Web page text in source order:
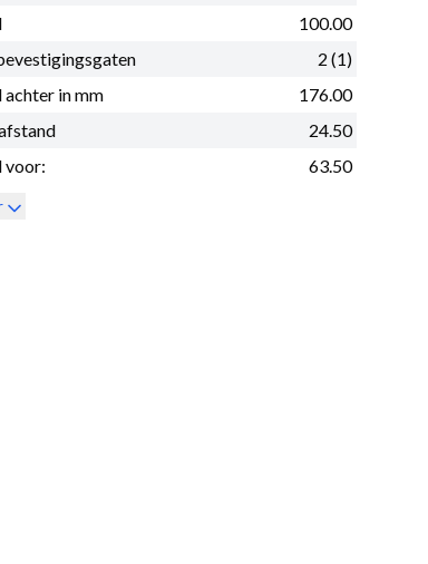
100.00
2 (1)
in mm
176.00
24.50
voor:
63.50